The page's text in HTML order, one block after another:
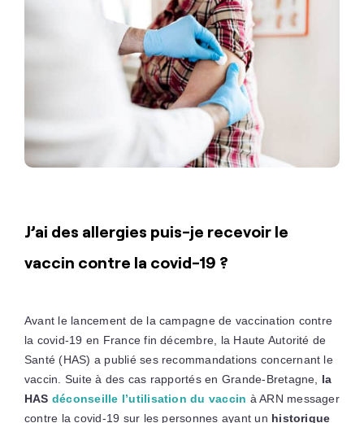
J’ai des allergies puis-je recevoir le
vaccin contre la covid-19 ?
Avant le lancement de la campagne de vaccination contre
la covid-19 en France fin décembre, la Haute Autorité de
Santé (HAS) a publié ses recommandations concernant le
vaccin. Suite à des cas rapportés en Grande-Bretagne, la
HAS déconseille l’utilisation du vaccin à ARN messager
contre la covid-19 sur les personnes ayant un historique